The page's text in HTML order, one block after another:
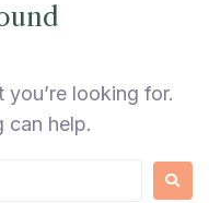
you’re looking for.
can help.